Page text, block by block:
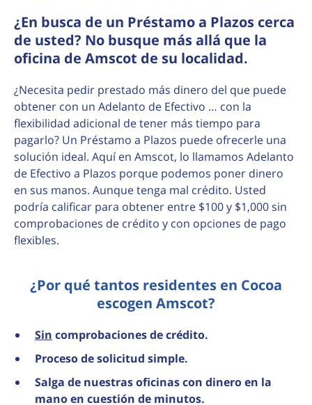
¿En busca de un Préstamo a Plazos cerca
de usted? No busque más allá que la
oficina de Amscot de su localidad.
¿Necesita pedir prestado más dinero del que puede
obtener con un Adelanto de Efectivo … con la
flexibilidad adicional de tener más tiempo para
pagarlo? Un Préstamo a Plazos puede ofrecerle una
solución ideal. Aquí en Amscot, lo llamamos Adelanto
de Efectivo a Plazos porque podemos poner dinero
en sus manos. Aunque tenga mal crédito. Usted
podría calificar para obtener entre $100 y $1,000 sin
comprobaciones de crédito y con opciones de pago
flexibles.
¿Por qué tantos residentes en Cocoa
escogen Amscot?
Sin comprobaciones de crédito.
Proceso de solicitud simple.
Salga de nuestras oficinas con dinero en la
mano en cuestión de minutos.